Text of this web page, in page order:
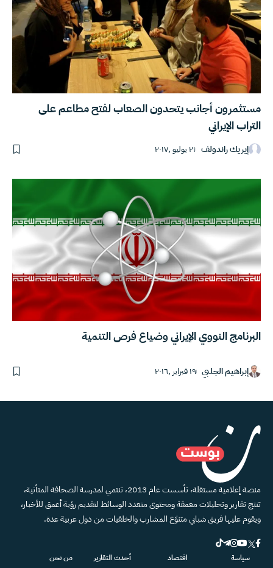
مستثمرون أجانب يتحدون الصعاب لفتح مطاعم على
التراب الإيراني
إيريك راندولف ٢١ يوليو ,٢٠١٧
البرنامج النووي الإيراني وضياع فرص التنمية
إبراهيم الجلبي ١٩ فبراير ,٢٠١٦
منصة إعلامية مستقلة، تأسست عام 2013، تنتمي لمدرسة الصحافة المتأنية،
تنتج تقارير وتحليلات معمقة ومحتوى متعدد الوسائط لتقديم رؤية أعمق للأخبار،
ويقوم عليها فريق شبابي متنوّع المشارب والخلفيات من دول عربية عدة.
سياسة اقتصاد أحدث التقارير من نحن